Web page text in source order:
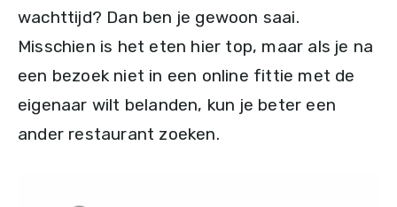
wachttijd? Dan ben je gewoon saai.
Misschien is het eten hier top, maar als je na
een bezoek niet in een online fittie met de
eigenaar wilt belanden, kun je beter een
ander restaurant zoeken.